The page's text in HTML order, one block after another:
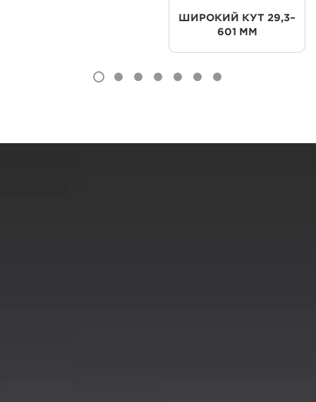
ШИРОКИЙ КУТ 29,3–
601 ММ